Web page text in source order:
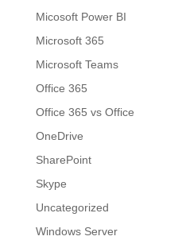
Micosoft Power BI
Microsoft 365
Microsoft Teams
Office 365
Office 365 vs Office
OneDrive
SharePoint
Skype
Uncategorized
Windows Server